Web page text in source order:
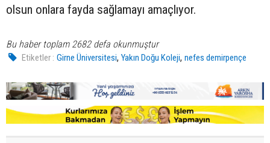
olsun onlara fayda sağlamayı amaçlıyor.
Bu haber toplam 2682 defa okunmuştur
Etiketler : Girne Üniversitesi,Yakın Doğu Koleji,nefes demirpençe